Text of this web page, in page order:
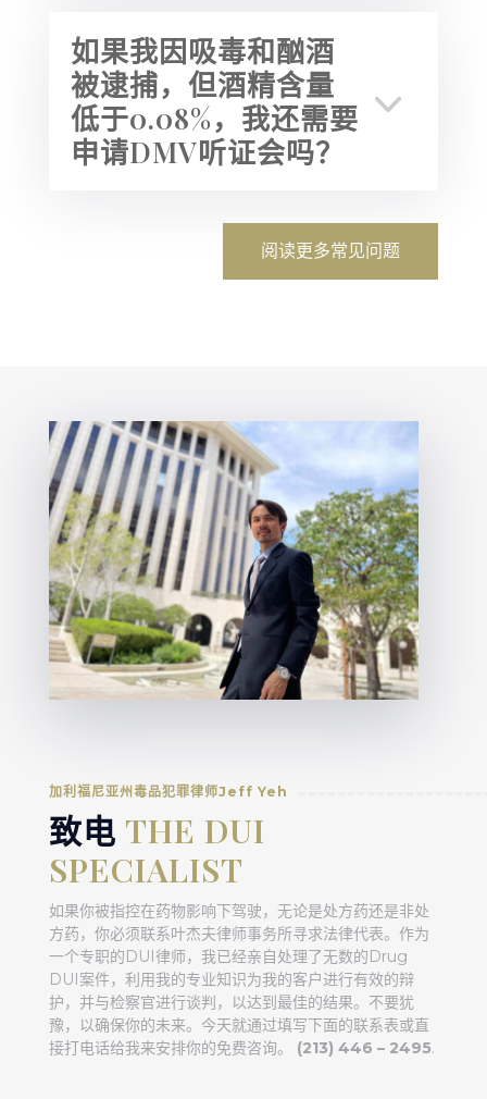
如果我因吸毒和酗酒
被逮捕，但酒精含量
低于0.08%，我还需要
申请DMV听证会吗？
阅读更多常见问题
加利福尼亚州毒品犯罪律师Jeff Yeh
致电 THE DUI
SPECIALIST
如果你被指控在药物影响下驾驶，无论是处方药还是非处
方药，你必须联系叶杰夫律师事务所寻求法律代表。作为
一个专职的DUI律师，我已经亲自处理了无数的Drug
DUI案件，利用我的专业知识为我的客户进行有效的辩
护，并与检察官进行谈判，以达到最佳的结果。不要犹
豫，以确保你的未来。今天就通过填写下面的联系表或直
接打电话给我来安排你的免费咨询。 (213) 446 – 2495.